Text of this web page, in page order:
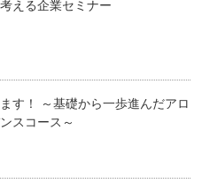
える企業セミナー
す！ ～基礎から一歩進んだアロ
スコース～